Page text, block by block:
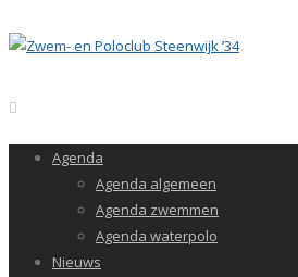
Agenda
Agenda algemeen
Agenda zwemmen
Agenda waterpolo
Nieuws